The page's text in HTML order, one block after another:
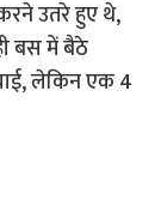
उतरे हुए थे,
बस में बैठे
लेकिन एक 4